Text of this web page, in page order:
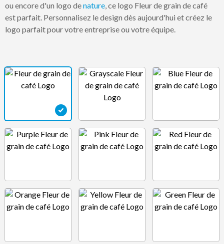
ou encore d'un logo denature, ce logo Fleur de grain de café
est parfait. Personnalisez le design dès aujourd'hui et créez le
logo parfait pour votre entreprise ou votre équipe.